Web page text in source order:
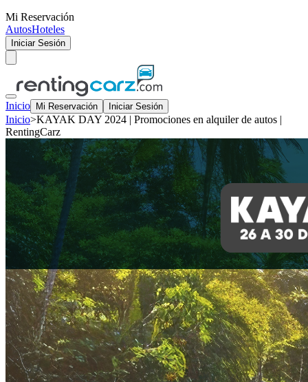
Mi Reservación
AutosHoteles
Iniciar Sesión
Inicio Mi Reservación Iniciar Sesión
Inicio>KAYAK DAY 2024 | Promociones en alquiler de autos |
RentingCarz